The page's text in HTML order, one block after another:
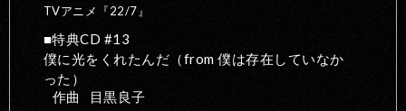
TVアニメ『22/7』
特典CD #13
僕に光をくれたんだ（from 僕は存在していなか
った）
作曲
目黒良子